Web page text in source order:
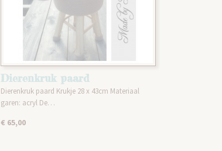
Dierenkruk paard
Dierenkruk paard Krukje 28 x 43cm Materiaal
garen: acryl De…
€ 65,00